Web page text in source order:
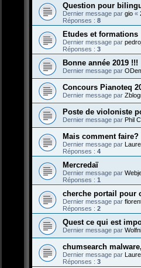
Question pour
Dernier message par gio «
Réponses : 8
Etudes et formations
Dernier message par pedro_
Réponses : 3
Bonne année 2019 !!!
Dernier message par
Concours Pianoteq
Dernier message par
Poste de violoniste
Dernier message par Phil C.
Mais comment faire?
Dernier message par
Réponses : 4
Mercredaï
Dernier message par
Réponses : 1
cherche portail pour
Dernier message par
Réponses : 2
Quest ce qui est
Dernier message par
chumsearch
Dernier message par
Réponses : 3